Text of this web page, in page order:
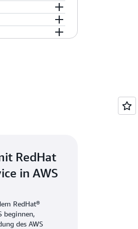
KI/ML
Sie unter
einsetzen.
RedHat
in AWS
RedHat®
beginnen,
des AWS